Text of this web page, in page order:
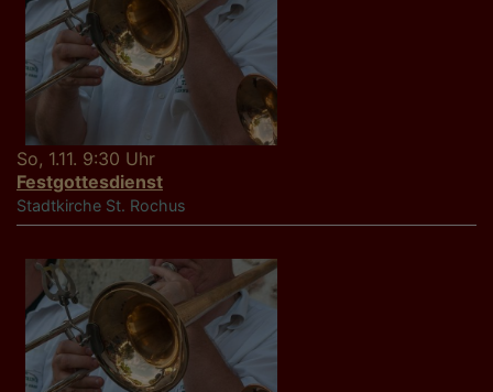
So, 1.11. 9:30 Uhr
Festgottesdienst
Stadtkirche St. Rochus